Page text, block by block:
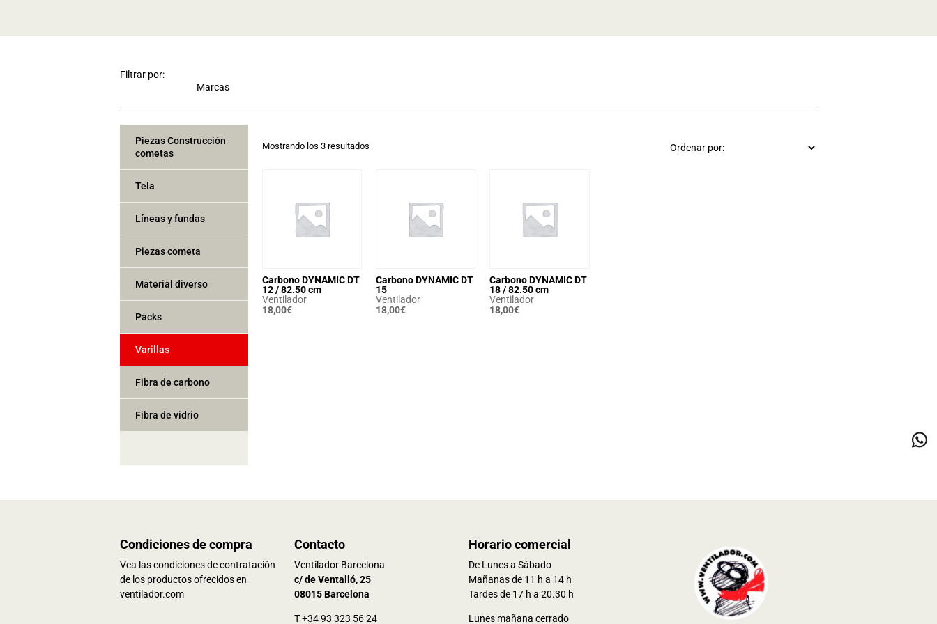
Filtrar por:
Piezas Construcción
cometas
Tela
Líneas y fundas
Piezas cometa
Material diverso
Packs
Varillas
Fibra de carbono
Fibra de vidrio
Mostrando los 3 resultados
Carbono DYNAMIC DT
12 / 82.50 cm
Ventilador
18,00€
Carbono DYNAMIC DT
15
Ventilador
18,00€
Carbono DYNAMIC DT
18 / 82.50 cm
Ventilador
18,00€
Condiciones de compra
Vea las condiciones de contratación
de los productos ofrecidos en
ventilador.com
Contacto
Ventilador Barcelona
c/ de Ventalló, 25
08015 Barcelona
T +34 93 323 56 24
Horario comercial
De Lunes a Sábado
Mañanas de 11 h a 14 h
Tardes de 17 h a 20.30 h
Lunes mañana cerrado